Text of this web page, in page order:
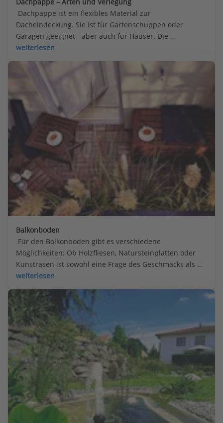
Dachpappe ist ein flexibles Material zur
Dacheindeckung. Sie ist für Gartenschuppen oder
Garagen geeignet - aber auch für Häuser. Die
wichtigsten Infos.
weiterlesen
Balkonboden
Für den Balkonboden gibt es verschiedene
Möglichkeiten: Ob Holzfliesen, Natursteinplatten oder
Kunstrasen ist sowohl eine Frage des Geschmacks als
auch des Geldbeutels.
weiterlesen